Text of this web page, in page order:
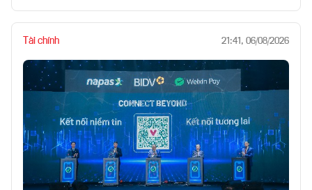
Tài chính 21:41, 06/08/2026